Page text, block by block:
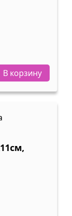
В корзину